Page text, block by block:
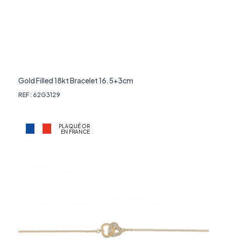
Gold Filled 18kt Bracelet 16.5+3cm
REF : 62G3129
PLAQUÉ OR
EN FRANCE